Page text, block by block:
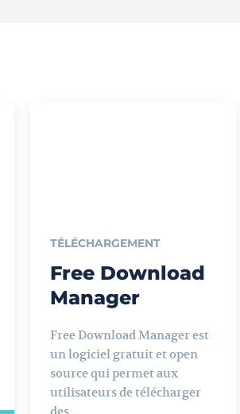
TÉLÉCHARGEMENT
Free Download
Manager
Free Download Manager est
un logiciel gratuit et open
source qui permet aux
utilisateurs de télécharger
des...